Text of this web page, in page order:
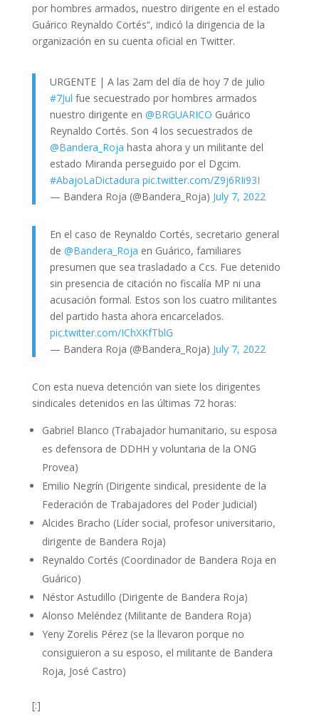
por hombres armados, nuestro dirigente en el estado
Guárico Reynaldo Cortés“, indicó la dirigencia de la
organización en su cuenta oficial en Twitter.
URGENTE | A las 2am del día de hoy 7 de julio
#7Jul fue secuestrado por hombres armados
nuestro dirigente en @BRGUARICO Guárico
Reynaldo Cortés. Son 4 los secuestrados de
@Bandera_Roja hasta ahora y un militante del
estado Miranda perseguido por el Dgcim.
#AbajoLaDictadura pic.twitter.com/Z9j6RIi93I
— Bandera Roja (@Bandera_Roja) July 7, 2022
En el caso de Reynaldo Cortés, secretario general
de @Bandera_Roja en Guárico, familiares
presumen que sea trasladado a Ccs. Fue detenido
sin presencia de citación no fiscalía MP ni una
acusación formal. Estos son los cuatro militantes
del partido hasta ahora encarcelados.
pic.twitter.com/IChXKfTblG
— Bandera Roja (@Bandera_Roja) July 7, 2022
Con esta nueva detención van siete los dirigentes
sindicales detenidos en las últimas 72 horas:
Gabriel Blanco (Trabajador humanitario, su esposa
es defensora de DDHH y voluntaria de la ONG
Provea)
Emilio Negrín (Dirigente sindical, presidente de la
Federación de Trabajadores del Poder Judicial)
Alcides Bracho (Líder social, profesor universitario,
dirigente de Bandera Roja)
Reynaldo Cortés (Coordinador de Bandera Roja en
Guárico)
Néstor Astudillo (Dirigente de Bandera Roja)
Alonso Meléndez (Militante de Bandera Roja)
Yeny Zorelis Pérez (se la llevaron porque no
consiguieron a su esposo, el militante de Bandera
Roja, José Castro)
[:]